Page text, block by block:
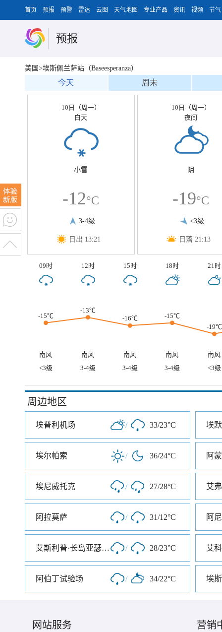
首页 预报 预警 雷达 云图 天气地图 专业产品 资讯 视频 节气
预报
美国>埃斯佩兰萨站（Baseesperanza）
今天 周末
10日（周一）
白天
小雪
-12°C
3-4级
日出 13:21
10日（周一）
夜间
阴
-19°C
<3级
日落 21:13
09时 12时 15时 18时 21时
-15℃
-13℃
-16℃
-15℃
-19℃
南风 南风 南风 南风
南风
<3级
3-4级 3-4级 3-4级 <3级
周边地区
埃普利机场 / 33/23°C 埃
埃尔帕索 / 36/24°C 阿
埃尼威托克 / 27/28°C 艾
阿拉莫萨 / 31/12°C 阿
艾斯利普·长岛亚瑟机场 / 28/23°C 艾科
阿伯丁试验场 / 34/22°C 埃
网站服务 营销